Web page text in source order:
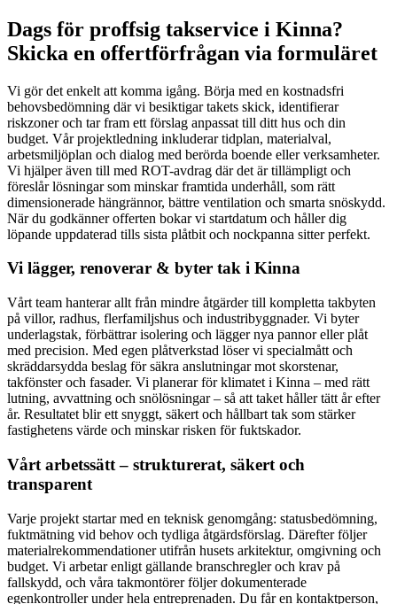
Dags för proffsig takservice i Kinna?
Skicka en offertförfrågan via formuläret
Vi gör det enkelt att komma igång. Börja med en kostnadsfri
behovsbedömning där vi besiktigar takets skick, identifierar
riskzoner och tar fram ett förslag anpassat till ditt hus och din
budget. Vår projektledning inkluderar tidplan, materialval,
arbetsmiljöplan och dialog med berörda boende eller verksamheter.
Vi hjälper även till med ROT-avdrag där det är tillämpligt och
föreslår lösningar som minskar framtida underhåll, som rätt
dimensionerade hängrännor, bättre ventilation och smarta snöskydd.
När du godkänner offerten bokar vi startdatum och håller dig
löpande uppdaterad tills sista plåtbit och nockpanna sitter perfekt.
Vi lägger, renoverar & byter tak i Kinna
Vårt team hanterar allt från mindre åtgärder till kompletta takbyten
på villor, radhus, flerfamiljshus och industribyggnader. Vi byter
underlagstak, förbättrar isolering och lägger nya pannor eller plåt
med precision. Med egen plåtverkstad löser vi specialmått och
skräddarsydda beslag för säkra anslutningar mot skorstenar,
takfönster och fasader. Vi planerar för klimatet i Kinna – med rätt
lutning, avvattning och snölösningar – så att taket håller tätt år efter
år. Resultatet blir ett snyggt, säkert och hållbart tak som stärker
fastighetens värde och minskar risken för fuktskador.
Vårt arbetssätt – strukturerat, säkert och
transparent
Varje projekt startar med en teknisk genomgång: statusbedömning,
fuktmätning vid behov och tydliga åtgärdsförslag. Därefter följer
materialrekommendationer utifrån husets arkitektur, omgivning och
budget. Vi arbetar enligt gällande branschregler och krav på
fallskydd, och våra takmontörer följer dokumenterade
egenkontroller under hela entreprenaden. Du får en kontaktperson,